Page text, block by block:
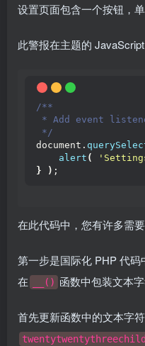
设置页面包含一个按钮，
此警报在主题的 JavaScript
/**
* Add event
*/
document.
alert (
}
) ;
在此代码中，您有许多需
第一步是国际化 PHP 代
在
__() 函数中包装文本
首先更新函数中的文本字